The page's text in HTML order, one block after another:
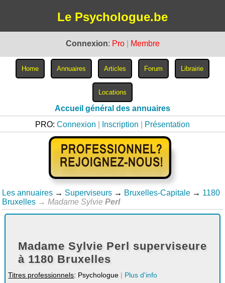
Le Psychologue.be
Connexion: Pro Membre
Accueil général des annuaires
PRO: Connexion Inscription Présentation
Les annuaires → Superviseurs → Bruxelles-Capitale → 1180
Bruxelles → Madame SylviePerl
Madame Sylvie Perl superviseure
à 1180 Bruxelles
Titres professionnels: Psychologue | Plus d'info